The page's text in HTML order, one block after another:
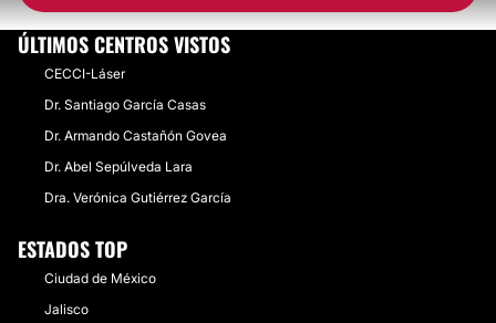
ÚLTIMOS CENTROS VISTOS
CECCI-Láser
Dr. Santiago García Casas
Dr. Armando Castañón Govea
Dr. Abel Sepúlveda Lara
Dra. Verónica Gutiérrez García
ESTADOS TOP
Ciudad de México
Jalisco